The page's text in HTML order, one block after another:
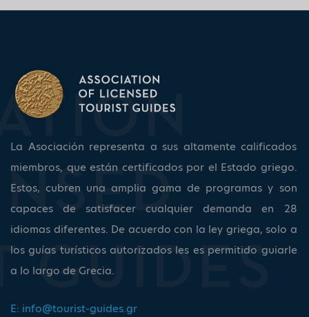
La Asociación representa a sus altamente calificados
miembros, que están certificados por el Estado griego.
Estos, cubren una amplia gama de programas y son
capaces de satisfacer cualquier demanda en 28
idiomas diferentes. De acuerdo con la ley griega, solo a
los guías turísticos autorizados les es permitido guiarle
a lo largo de Grecia.
E: info@tourist-guides.gr